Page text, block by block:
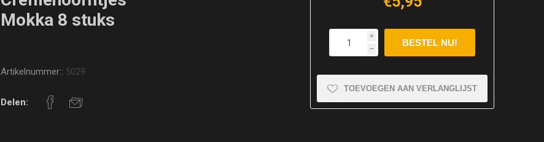
Mokka 8 stuks
Artikelnummer:: 5029
Delen:
i
h
TOEVOEGEN AAN VERLANGLIJST